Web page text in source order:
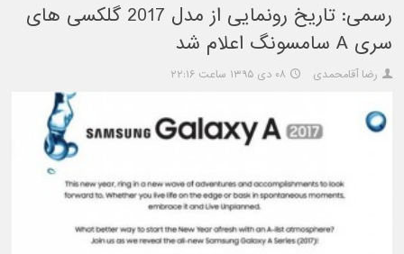
رسمی: تاریخ رونمایی از مدل 2017 گلکسی های
سری A سامسونگ اعلام شد
رضا آقامحمدی ۰۸ دی ۱۳۹۵ ساعت ۲۲:۱۶